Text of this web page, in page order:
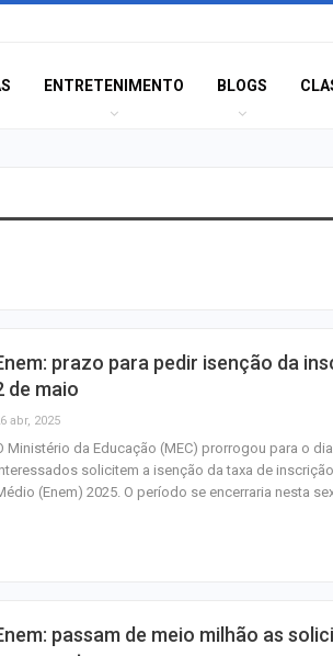
ENTRETENIMENTO BLOGS
prazo para pedir isenção da
de maio
abr, 2025
Ministério da Educação (MEC) prorrogou para o
solicitem a isenção da taxa de
(Enem) 2025. O período se encerraria nesta
passam de meio milhão as